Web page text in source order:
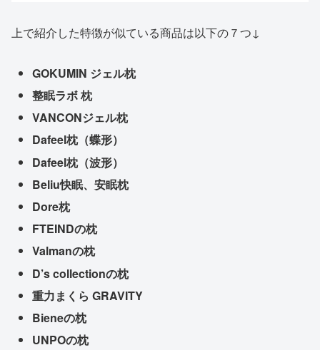
上で紹介した特徴が似ている商品は以下の７つ↓
GOKUMIN ジェル枕
整眠ラボ 枕
VANCONジェル枕
Dafeel枕（蝶形）
Dafeel枕（波形）
Beliu快眠、安眠枕
Dore枕
FTEINDの枕
Valmanの枕
D’s collectionの枕
重力まくら GRAVITY
Bieneの枕
UNPOの枕